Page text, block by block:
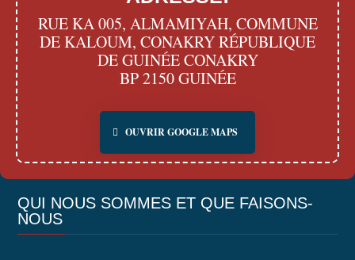
RUE KA 005, ALMAMIYAH, COMMUNE
DE KALOUM, CONAKRY RÉPUBLIQUE
DE GUINÉE CONAKRY
BP 2150 GUINÉE
OUVRIR GOOGLE MAPS
QUI NOUS SOMMES ET QUE FAISONS-
NOUS